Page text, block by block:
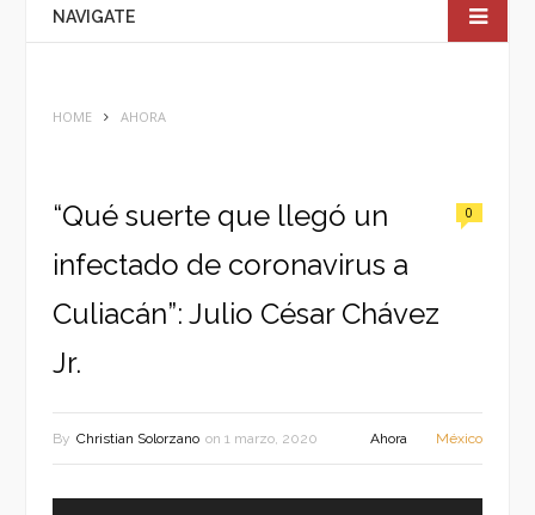
NAVIGATE
HOME AHORA
“Qué suerte que llegó un
infectado de coronavirus a
Culiacán”: Julio César Chávez
Jr.
0
By Christian Solorzano on 1 marzo, 2020 Ahora México